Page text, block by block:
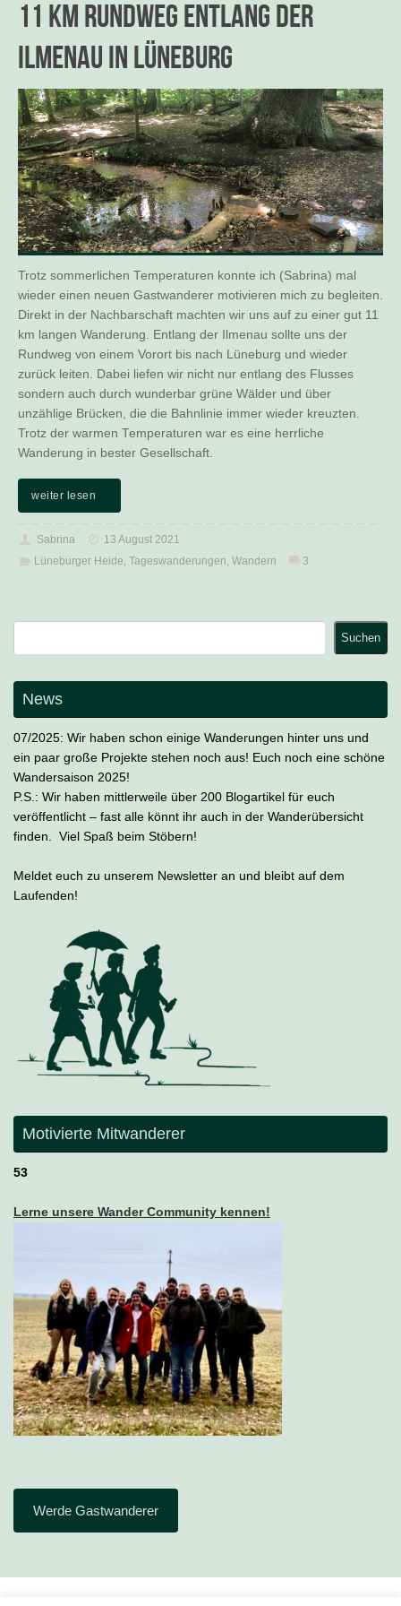
11 km Rundweg entlang der
Ilmenau in Lüneburg
Trotz sommerlichen Temperaturen konnte ich (Sabrina) mal
wieder einen neuen Gastwanderer motivieren mich zu begleiten.
Direkt in der Nachbarschaft machten wir uns auf zu einer gut 11
km langen Wanderung. Entlang der Ilmenau sollte uns der
Rundweg von einem Vorort bis nach Lüneburg und wieder
zurück leiten. Dabei liefen wir nicht nur entlang des Flusses
sondern auch durch wunderbar grüne Wälder und über
unzählige Brücken, die die Bahnlinie immer wieder kreuzten.
Trotz der warmen Temperaturen war es eine herrliche
Wanderung in bester Gesellschaft.
weiter lesen
Sabrina
13 August 2021
Lüneburger Heide Tageswanderungen Wandern 3
Suchen
News
07/2025: Wir haben schon einige Wanderungen hinter uns und
ein paar große Projekte stehen noch aus! Euch noch eine schöne
Wandersaison 2025!
P.S.: Wir haben mittlerweile über 200 Blogartikel für euch
veröffentlicht – fast alle könnt ihr auch in der Wanderübersicht
finden. Viel Spaß beim Stöbern!
Meldet euch zu unserem Newsletter an und bleibt auf dem
Laufenden!
Motivierte Mitwanderer
53
Lerne unsere Wander Community kennen!
Werde Gastwanderer